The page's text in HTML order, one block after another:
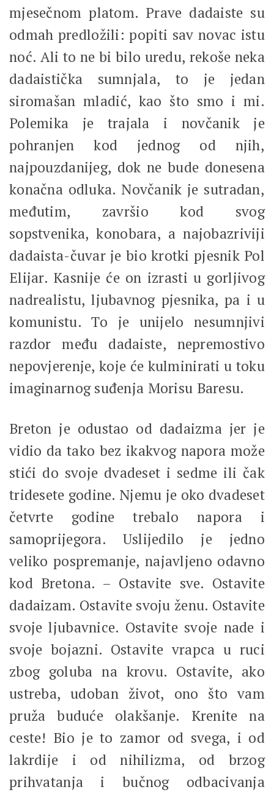
mjesečnom platom. Prave dadaiste su
odmah predložili: popiti sav novac istu
noć. Ali to ne bi bilo uredu, rekoše neka
dadaistička sumnjala, to je jedan
siromašan mladić, kao što smo i mi.
Polemika je trajala i novčanik je
pohranjen kod jednog od njih,
najpouzdanijeg, dok ne bude donesena
konačna odluka. Novčanik je sutradan,
međutim, završio kod svog
sopstvenika, konobara, a najobazriviji
dadaista-čuvar je bio krotki pjesnik Pol
Elijar. Kasnije će on izrasti u gorljivog
nadrealistu, ljubavnog pjesnika, pa i u
komunistu. To je unijelo nesumnjivi
razdor među dadaiste, nepremostivo
nepovjerenje, koje će kulminirati u toku
imaginarnog suđenja Morisu Baresu.
Breton je odustao od dadaizma jer je
vidio da tako bez ikakvog napora može
stići do svoje dvadeset i sedme ili čak
tridesete godine. Njemu je oko dvadeset
četvrte godine trebalo napora i
samoprijegora. Uslijedilo je jedno
veliko pospremanje, najavljeno odavno
kod Bretona. – Ostavite sve. Ostavite
dadaizam. Ostavite svoju ženu. Ostavite
svoje ljubavnice. Ostavite svoje nade i
svoje bojazni. Ostavite vrapca u ruci
zbog goluba na krovu. Ostavite, ako
ustreba, udoban život, ono što vam
pruža buduće olakšanje. Krenite na
ceste! Bio je to zamor od svega, i od
lakrdije i od nihilizma, od brzog
prihvatanja i bučnog odbacivanja